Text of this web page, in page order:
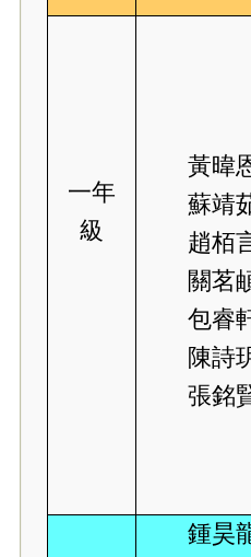
一年
級
黃暐
蘇靖
趙栢
關茗
包睿
陳詩
張銘
鍾昊